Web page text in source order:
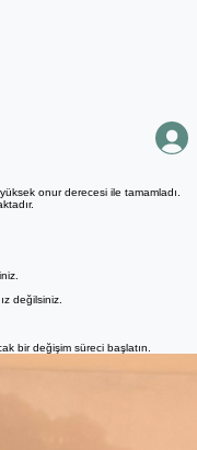
onur derecesi ile tamamladı.